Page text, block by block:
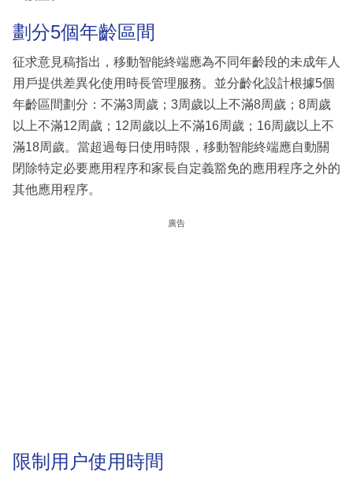
劃分5個年齡區間
征求意見稿指出，移動智能終端應為不同年齡段的未成年人
用戶提供差異化使用時長管理服務。並分齡化設計根據5個
年齡區間劃分：不滿3周歲；3周歲以上不滿8周歲；8周歲
以上不滿12周歲；12周歲以上不滿16周歲；16周歲以上不
滿18周歲。當超過每日使用時限，移動智能終端應自動關
閉除特定必要應用程序和家長自定義豁免的應用程序之外的
其他應用程序。
廣告
限制用户使用時間